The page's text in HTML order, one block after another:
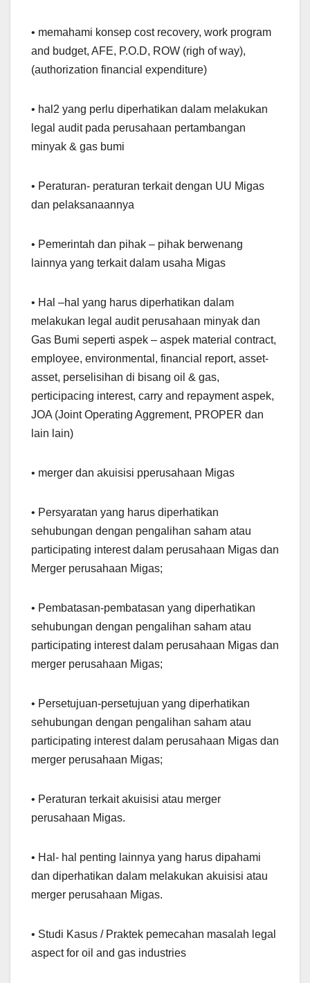
• memahami konsep cost recovery, work program
and budget, AFE, P.O.D, ROW (righ of way),
(authorization financial expenditure)
• hal2 yang perlu diperhatikan dalam melakukan
legal audit pada perusahaan pertambangan
minyak & gas bumi
• Peraturan- peraturan terkait dengan UU Migas
dan pelaksanaannya
• Pemerintah dan pihak – pihak berwenang
lainnya yang terkait dalam usaha Migas
• Hal –hal yang harus diperhatikan dalam
melakukan legal audit perusahaan minyak dan
Gas Bumi seperti aspek – aspek material contract,
employee, environmental, financial report, asset-
asset, perselisihan di bisang oil & gas,
perticipacing interest, carry and repayment aspek,
JOA (Joint Operating Aggrement, PROPER dan
lain lain)
• merger dan akuisisi pperusahaan Migas
• Persyaratan yang harus diperhatikan
sehubungan dengan pengalihan saham atau
participating interest dalam perusahaan Migas dan
Merger perusahaan Migas;
• Pembatasan-pembatasan yang diperhatikan
sehubungan dengan pengalihan saham atau
participating interest dalam perusahaan Migas dan
merger perusahaan Migas;
• Persetujuan-persetujuan yang diperhatikan
sehubungan dengan pengalihan saham atau
participating interest dalam perusahaan Migas dan
merger perusahaan Migas;
• Peraturan terkait akuisisi atau merger
perusahaan Migas.
• Hal- hal penting lainnya yang harus dipahami
dan diperhatikan dalam melakukan akuisisi atau
merger perusahaan Migas.
• Studi Kasus / Praktek pemecahan masalah legal
aspect for oil and gas industries